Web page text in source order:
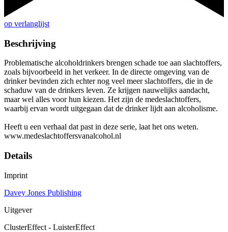
op verlanglijst
Beschrijving
Problematische alcoholdrinkers brengen schade toe aan slachtoffers,
zoals bijvoorbeeld in het verkeer. In de directe omgeving van de
drinker bevinden zich echter nog veel meer slachtoffers, die in de
schaduw van de drinkers leven. Ze krijgen nauwelijks aandacht,
maar wel alles voor hun kiezen. Het zijn de medeslachtoffers,
waarbij ervan wordt uitgegaan dat de drinker lijdt aan alcoholisme.
Heeft u een verhaal dat past in deze serie, laat het ons weten.
www.medeslachtoffersvanalcohol.nl
Details
Imprint
Davey Jones Publishing
Uitgever
ClusterEffect - LuisterEffect